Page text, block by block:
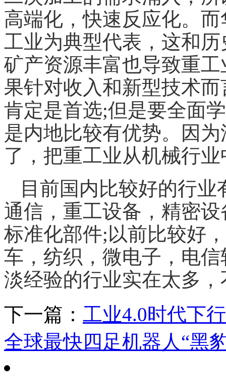
高端化，快速反应化。
工业为典型代表，这和
矿产资源丰富也导致重
果针对收入和新型技术
肯定是首选;但是要全面
是内地比较有优势。因
了，把重工业从机械行业
目前国内比较好的行业
通信，重工设备，精密
标准化部件;以前比较好
车，纺织，微电子，电
淡经验的行业实在太多
下一篇： 工业4.0时代下
全球最快四足机器人“黑